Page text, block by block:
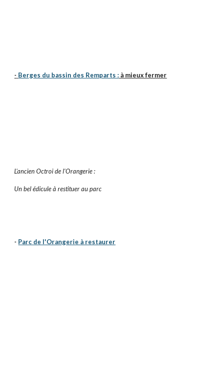
- Berges du bassin des Remparts : à mieux fermer
L'ancien Octroi de l'Orangerie :
Un bel édicule à restituer au parc
- Parc de l'Orangerie à restaurer